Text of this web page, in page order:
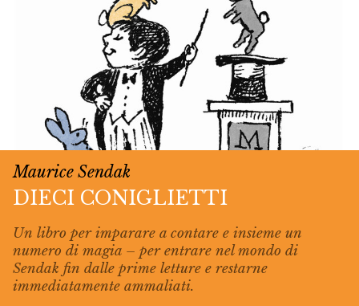
Maurice Sendak
DIECI CONIGLIETTI
Un libro per imparare a contare e insieme un
numero di magia – per entrare nel mondo di
Sendak fin dalle prime letture e restarne
immediatamente ammaliati.